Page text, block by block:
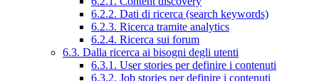
6.2.2. Dati di ricerca (search keywords)
6.2.3. Ricerca tramite analytics
6.2.4. Ricerca sui forum
6.3. Dalla ricerca ai bisogni degli utenti
6.3.1. User stories per definire i contenuti
6.3.2. Job stories per definire i contenuti